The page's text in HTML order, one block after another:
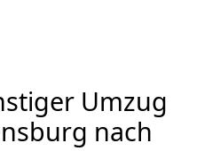
Umzug
nach